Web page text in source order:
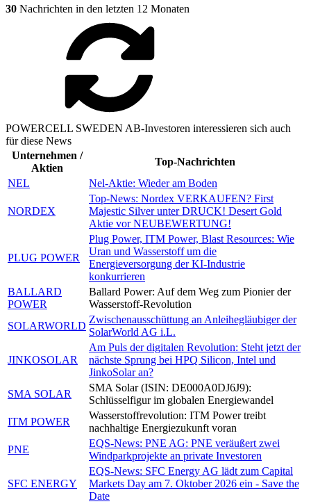
30 Nachrichten in den letzten 12 Monaten
POWERCELL SWEDEN AB-Investoren interessieren sich auch
für diese News
Unternehmen /
Aktien
Top-Nachrichten
NEL
Nel-Aktie: Wieder am Boden
NORDEX
Top-News: Nordex VERKAUFEN? First
Majestic Silver unter DRUCK! Desert Gold
Aktie vor NEUBEWERTUNG!
PLUG POWER
Plug Power, ITM Power, Blast Resources: Wie
Uran und Wasserstoff um die
Energieversorgung der KI-Industrie
konkurrieren
BALLARD
POWER
Ballard Power: Auf dem Weg zum Pionier der
Wasserstoff-Revolution
SOLARWORLD
Zwischenausschüttung an Anleihegläubiger der
SolarWorld AG i.L.
JINKOSOLAR
Am Puls der digitalen Revolution: Steht jetzt der
nächste Sprung bei HPQ Silicon, Intel und
JinkoSolar an?
SMA SOLAR
SMA Solar (ISIN: DE000A0DJ6J9):
Schlüsselfigur im globalen Energiewandel
ITM POWER
Wasserstoffrevolution: ITM Power treibt
nachhaltige Energiezukunft voran
PNE
EQS-News: PNE AG: PNE veräußert zwei
Windparkprojekte an private Investoren
SFC ENERGY
EQS-News: SFC Energy AG lädt zum Capital
Markets Day am 7. Oktober 2026 ein - Save the
Date